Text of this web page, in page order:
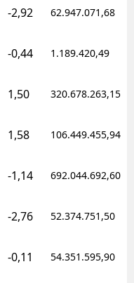
-2,92 62.947.071,68
-0,44 1.189.420,49
1,50 320.678.263,15
1,58 106.449.455,94
-1,14 692.044.692,60
-2,76 52.374.751,50
-0,11 54.351.595,90